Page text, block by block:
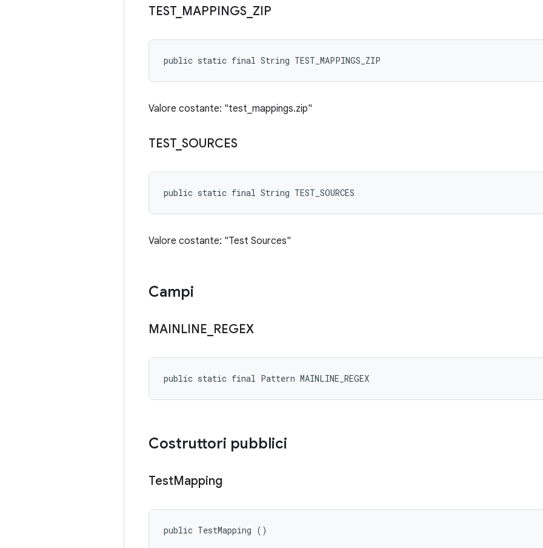
TEST_ MAPPINGS ZIP
public static final String TEST_MAPPINGS_ZIP
Valore costante: "test_mappings.zip"
TEST_ SOURCES
public static final String TEST_SOURCES
Valore costante: "Test Sources"
Campi
MAINLINE REGEX
public static final Pattern MAINLINE_REGEX
Costruttori pubblici
TestMapping
public TestMapping ()